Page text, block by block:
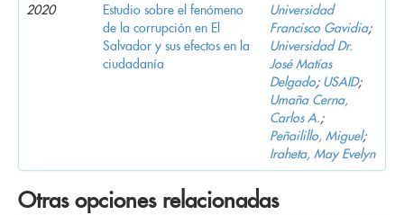
2020
Estudio sobre el fenómeno
de la corrupción en El
Salvador y sus efectos en la
ciudadanía
Universidad
Francisco Gavidia;
Universidad Dr.
José Matías
Delgado; USAID;
Umaña Cerna,
Carlos A.;
Peñailillo, Miguel;
Iraheta, May Evelyn
Otras opciones relacionadas